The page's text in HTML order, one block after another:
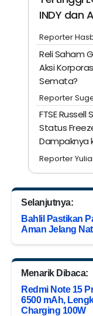
INDY dan
Reporter
Reli Saham
Aksi
Semata?
Reporter
FTSE
Status
Dampaknya
Reporter
Selanjutnya:
Bahlil Pastikan
Aman Jelang
Menarik Dibaca:
Redmi Note 15
6500 mAh,
Charging 100W